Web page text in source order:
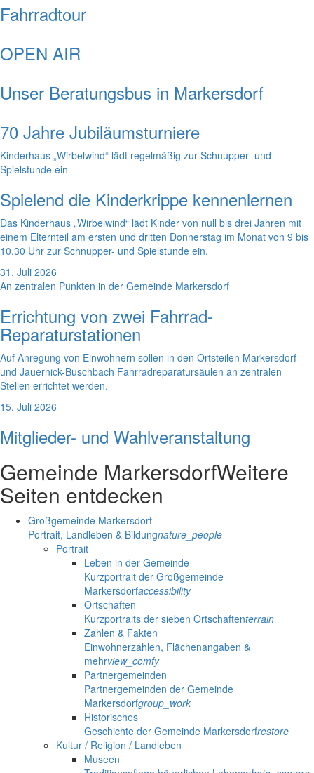
Fahrradtour
OPEN AIR
Unser Beratungsbus in Markersdorf
70 Jahre Jubiläumsturniere
Kinderhaus „Wirbelwind“ lädt regelmäßig zur Schnupper- und
Spielstunde ein
Spielend die Kinderkrippe kennenlernen
Das Kinderhaus „Wirbelwind“ lädt Kinder von null bis drei Jahren mit
einem Elternteil am ersten und dritten Donnerstag im Monat von 9 bis
10.30 Uhr zur Schnupper- und Spielstunde ein.
31. Juli 2026
An zentralen Punkten in der Gemeinde Markersdorf
Errichtung von zwei Fahrrad-
Reparaturstationen
Auf Anregung von Einwohnern sollen in den Ortsteilen Markersdorf
und Jauernick-Buschbach Fahrradreparatursäulen an zentralen
Stellen errichtet werden.
15. Juli 2026
Mitglieder- und Wahlveranstaltung
Gemeinde MarkersdorfWeitere
Seiten entdecken
Großgemeinde Markersdorf
Portrait, Landleben & Bildungnature_people
Portrait
Leben in der Gemeinde
Kurzportrait der Großgemeinde
Markersdorfaccessibility
Ortschaften
Kurzportraits der sieben Ortschaftenterrain
Zahlen & Fakten
Einwohnerzahlen, Flächenangaben &
mehrview_comfy
Partnergemeinden
Partnergemeinden der Gemeinde
Markersdorfgroup_work
Historisches
Geschichte der Gemeinde Markersdorfrestore
Kultur / Religion / Landleben
Museen